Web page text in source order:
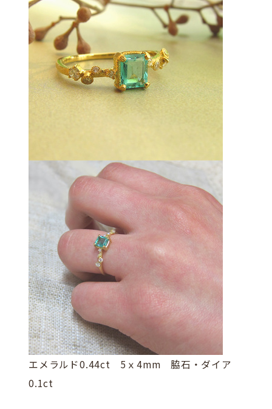
エメラルド0.44ct 5ｘ4mm 脇石・ダイア
0.1ct